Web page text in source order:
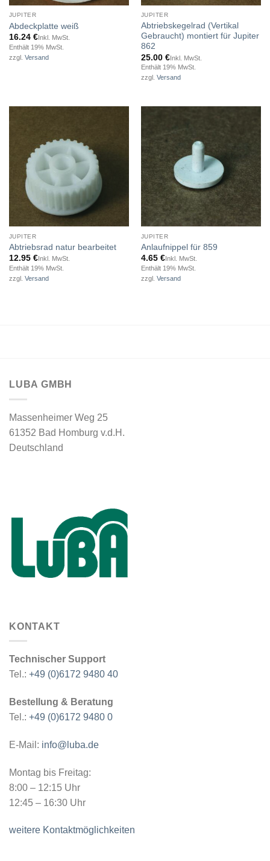
JUPITER
Abdeckplatte weiß
16.24 €Inkl. MwSt.
Enthält 19% MwSt.
zzgl. Versand
JUPITER
Abtriebskegelrad (Vertikal
Gebraucht) montiert für Jupiter
862
25.00 €Inkl. MwSt.
Enthält 19% MwSt.
zzgl. Versand
JUPITER
Abtriebsrad natur bearbeitet
12.95 €Inkl. MwSt.
Enthält 19% MwSt.
zzgl. Versand
JUPITER
Anlaufnippel für 859
4.65 €Inkl. MwSt.
Enthält 19% MwSt.
zzgl. Versand
LUBA GMBH
Massenheimer Weg 25
61352 Bad Homburg v.d.H.
Deutschland
KONTAKT
Technischer Support
Tel.: +49 (0)6172 9480 40
Bestellung & Beratung
Tel.: +49 (0)6172 9480 0
E-Mail: info@luba.de
Montag bis Freitag:
8:00 – 12:15 Uhr
12:45 – 16:30 Uhr
weitere Kontaktmöglichkeiten